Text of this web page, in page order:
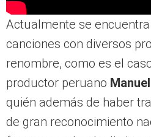
canciones con diversos
renombre, como es el
quién además de haber
de gran reconocimiento
fue merecedor de
Grammy Latinos.